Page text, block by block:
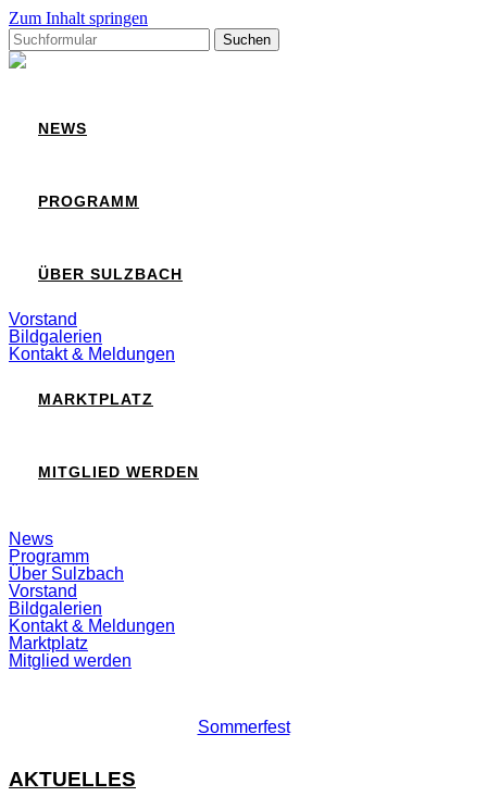
Zum Inhalt springen
Suchen
nach:
Sulzbach
NEWS
PROGRAMM
ÜBER SULZBACH
Vorstand
Bildgalerien
Kontakt & Meldungen
MARKTPLATZ
MITGLIED WERDEN
Suchfeld
ein-/ausblenden
News
Programm
Über Sulzbach
Vorstand
Bildgalerien
Kontakt & Meldungen
Marktplatz
Mitglied werden
Sommerfest
AKTUELLES